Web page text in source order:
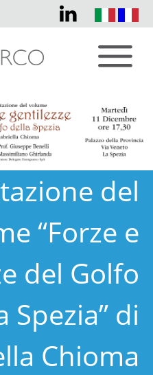
del
“Forze e
del Golfo
Spezia” di
Chioma